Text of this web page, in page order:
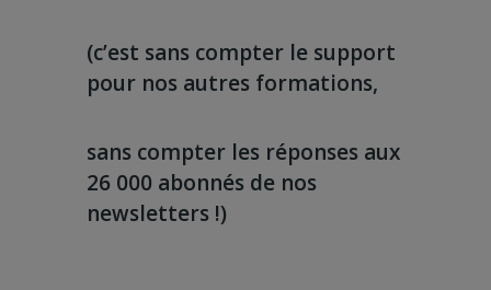
(c’est sans compter le support
pour nos autres formations,
sans compter les réponses aux
26 000 abonnés de nos
newsletters !)